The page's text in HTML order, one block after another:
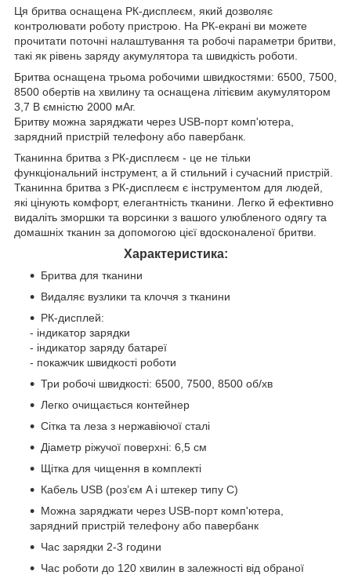
Ця бритва оснащена РК-дисплеєм, який дозволяє
контролювати роботу пристрою. На РК-екрані ви можете
прочитати поточні налаштування та робочі параметри бритви,
такі як рівень заряду акумулятора та швидкість роботи.
Бритва оснащена трьома робочими швидкостями: 6500, 7500,
8500 обертів на хвилину та оснащена літієвим акумулятором
3,7 В ємністю 2000 мАг.
Бритву можна заряджати через USB-порт комп'ютера,
зарядний пристрій телефону або павербанк.
Тканинна бритва з РК-дисплеєм - це не тільки
функціональний інструмент, а й стильний і сучасний пристрій.
Тканинна бритва з РК-дисплеєм є інструментом для людей,
які цінують комфорт, елегантність тканини. Легко й ефективно
видаліть зморшки та ворсинки з вашого улюбленого одягу та
домашніх тканин за допомогою цієї вдосконаленої бритви.
Характеристика:
Бритва для тканини
Видаляє вузлики та клоччя з тканини
РК-дисплей:
- індикатор зарядки
- індикатор заряду батареї
- покажчик швидкості роботи
Три робочі швидкості: 6500, 7500, 8500 об/хв
Легко очищається контейнер
Сітка та леза з нержавіючої сталі
Діаметр ріжучої поверхні: 6,5 см
Щітка для чищення в комплекті
Кабель USB (роз’єм A і штекер типу C)
Можна заряджати через USB-порт комп'ютера,
зарядний пристрій телефону або павербанк
Час зарядки 2-3 години
Час роботи до 120 хвилин в залежності від обраної